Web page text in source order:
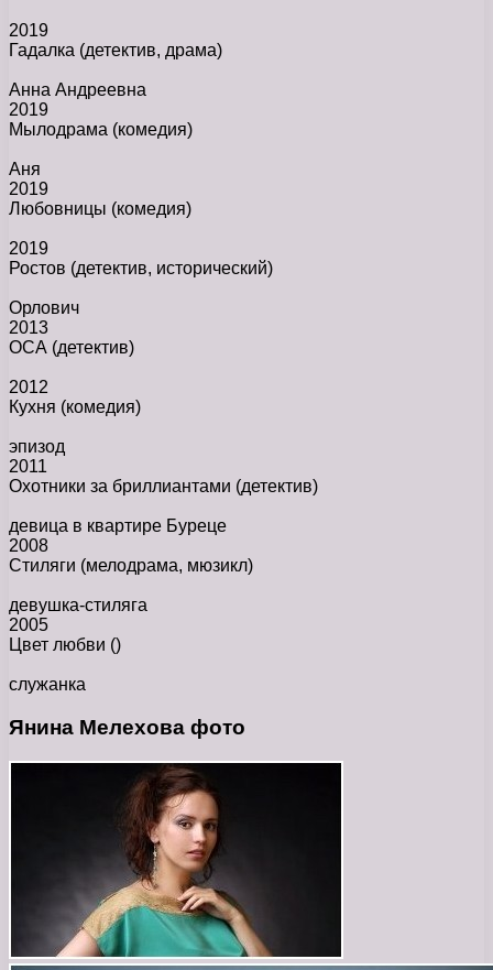
2019
Гадалка (детектив, драма)
Анна Андреевна
2019
Мылодрама (комедия)
Аня
2019
Любовницы (комедия)
2019
Ростов (детектив, исторический)
Орлович
2013
ОСА (детектив)
2012
Кухня (комедия)
эпизод
2011
Охотники за бриллиантами (детектив)
девица в квартире Буреце
2008
Стиляги (мелодрама, мюзикл)
девушка-стиляга
2005
Цвет любви ()
служанка
Янина Мелехова фото